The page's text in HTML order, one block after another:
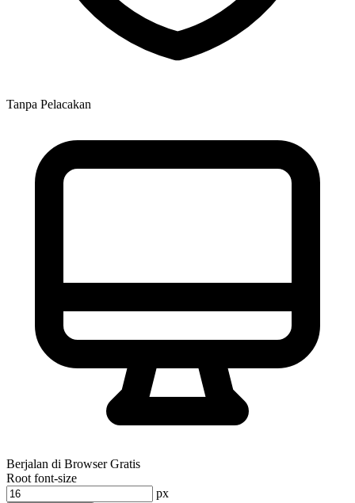
Tanpa Pelacakan
Berjalan di Browser Gratis
Root font-size
px